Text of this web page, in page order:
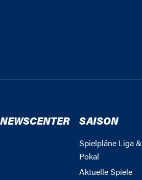
NEWSCENTER SAISON
Spielpläne Liga &
Pokal
Aktuelle Spiele